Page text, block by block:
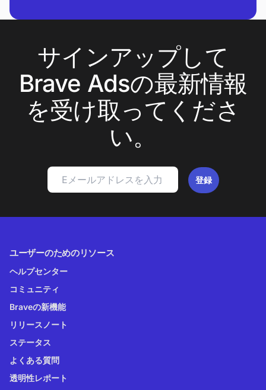
サインアップして
Brave Adsの最新情報
を受け取ってくださ
い。
登録
ユーザーのためのリソース
ヘルプセンター
コミュニティ
Braveの新機能
リリースノート
ステータス
よくある質問
透明性レポート